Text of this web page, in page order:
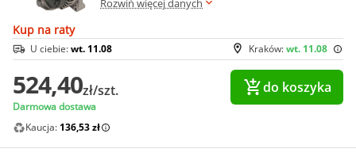
Rozwiń więcej danych
Kup na raty
Kraków:wt. 11.08
U ciebie:wt. 11.08
524,40zł/szt.
Darmowa dostawa
do koszyka
Kaucja: 136,53 zł